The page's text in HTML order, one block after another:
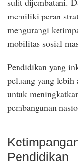
memiliki peran
mengurangi
mobilitas sosial
Pendidikan yang
peluang yang lebih
untuk
pembangunan
Pendidikan